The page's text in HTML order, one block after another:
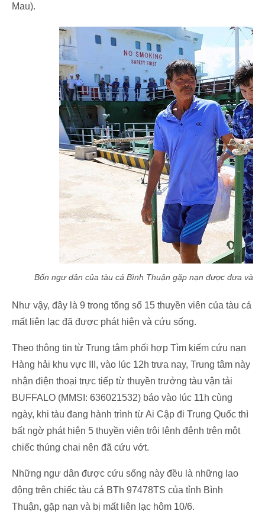
Mau).
Bốn ngư dân của tàu cá Bình Thuận gặp nạn được đưa vào
Như vậy, đây là 9 trong tổng số 15 thuyền viên của tàu cá
mất liên lạc đã được phát hiện và cứu sống.
Theo thông tin từ Trung tâm phối hợp Tìm kiếm cứu nạn
Hàng hải khu vực III, vào lúc 12h trưa nay, Trung tâm này
nhận điện thoại trực tiếp từ thuyền trưởng tàu vận tải
BUFFALO (MMSI: 636021532) báo vào lúc 11h cùng
ngày, khi tàu đang hành trình từ Ai Cập đi Trung Quốc thì
bất ngờ phát hiện 5 thuyền viên trôi lênh đênh trên một
chiếc thúng chai nên đã cứu vớt.
Những ngư dân được cứu sống này đều là những lao
động trên chiếc tàu cá BTh 97478TS của tỉnh Bình
Thuận, gặp nạn và bị mất liên lạc hôm 10/6.